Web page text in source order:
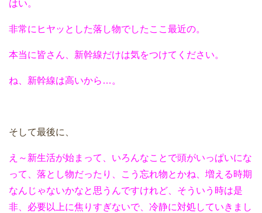
はい。
非常にヒヤッとした落し物でしたここ最近の。
本当に皆さん、新幹線だけは気をつけてください。
ね、新幹線は高いから…。
そして最後に、
え～新生活が始まって、いろんなことで頭がいっぱいにな
って、落とし物だったり、こう忘れ物とかね、増える時期
なんじゃないかなと思うんですけれど、そういう時は是
非、必要以上に焦りすぎないで、冷静に対処していきまし